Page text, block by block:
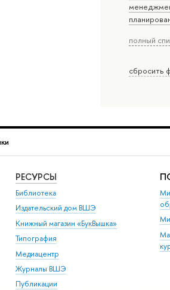
полный
сбросить
РЕСУРСЫ
Библиотека
Издательский дом ВШЭ
Книжный магазин «БукВышка»
Типография
Медиацентр
Журналы ВШЭ
Публикации